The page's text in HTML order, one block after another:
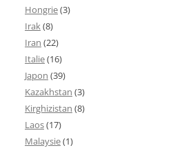
Hongrie(3)
Irak(8)
Iran (22)
Italie(16)
Japon (39)
Kazakhstan (3)
Kirghizistan (8)
Laos(17)
Malaysie(1)